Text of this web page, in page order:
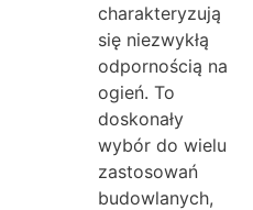
charakteryzują
się niezwykłą
odpornością na
ogień. To
doskonały
wybór do wielu
zastosowań
budowlanych,